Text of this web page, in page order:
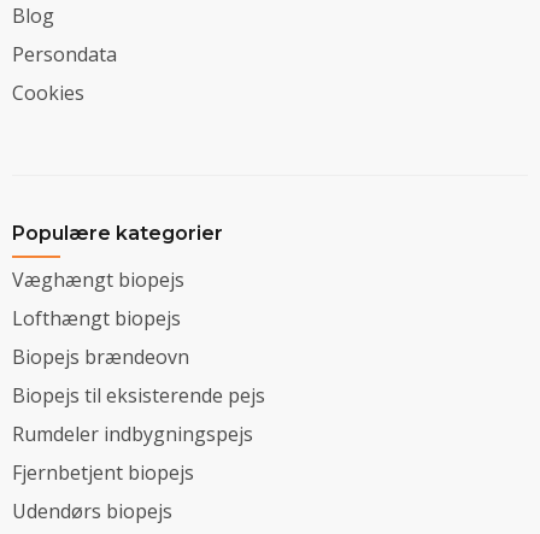
Blog
Persondata
Cookies
Populære kategorier
Væghængt biopejs
Lofthængt biopejs
Biopejs brændeovn
Biopejs til eksisterende pejs
Rumdeler indbygningspejs
Fjernbetjent biopejs
Udendørs biopejs